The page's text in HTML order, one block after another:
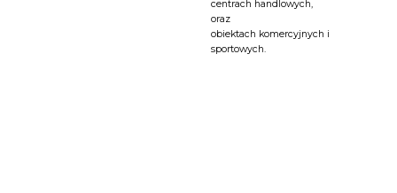
centrach handlowych,
oraz
obiektach komercyjnych i
sportowych.